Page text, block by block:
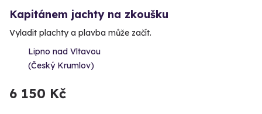
Kapitánem jachty na zkoušku
Vyladit plachty a plavba může začít.
Lipno nad Vltavou
(Český Krumlov)
6 150 Kč